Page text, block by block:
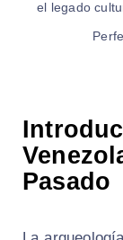
el legado
Pasado